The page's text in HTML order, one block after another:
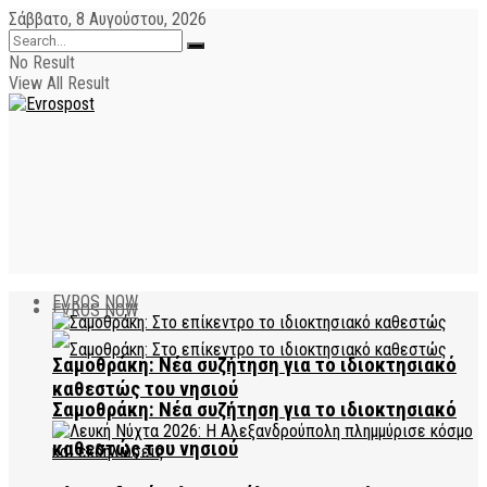
Σάββατο, 8 Αυγούστου, 2026
No Result
View All Result
EVROS NOW
Σαμοθράκη: Νέα συζήτηση για το ιδιοκτησιακό
καθεστώς του νησιού
EVROS NOW
Σαμοθράκη: Νέα συζήτηση για το ιδιοκτησιακό
καθεστώς του νησιού